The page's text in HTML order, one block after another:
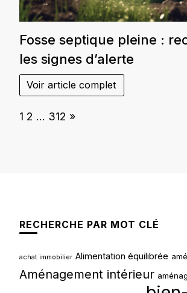
Fosse septique pleine :
les signes d’alerte
Voir article complet
Page:
1 2 … 312 Next
»
RECHERCHE PAR MOT CLÉ
achat immobilier Alimentation équilibrée
Aménagement intérieur